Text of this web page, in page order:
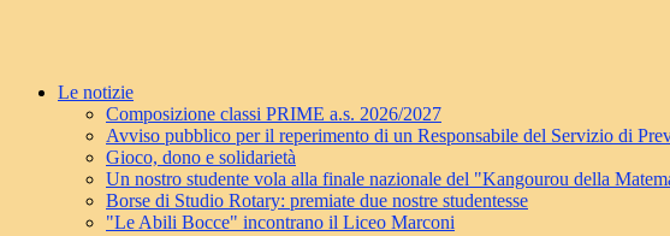
Le notizie
Composizione classi PRIME a.s. 2026/2027
Avviso pubblico per il reperimento di un Responsabile del Servizio di
Gioco, dono e solidarietà
Un nostro studente vola alla finale nazionale del "Kangourou della
Borse di Studio Rotary: premiate due nostre studentesse
"Le Abili Bocce" incontrano il Liceo Marconi